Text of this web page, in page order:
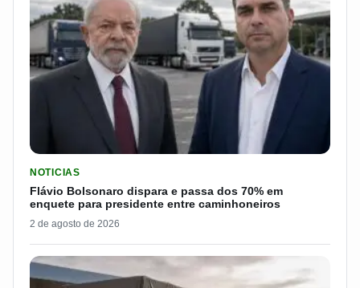
NOTICIAS
Flávio Bolsonaro dispara e passa dos 70% em
enquete para presidente entre caminhoneiros
2 de agosto de 2026